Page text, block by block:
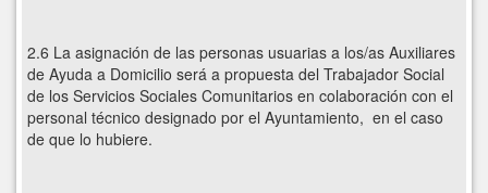
2.6 La asignación de las personas usuarias a los/as Auxiliares
de Ayuda a Domicilio será a propuesta del Trabajador Social
de los Servicios Sociales Comunitarios en colaboración con el
personal técnico designado por el Ayuntamiento, en el caso
de que lo hubiere.